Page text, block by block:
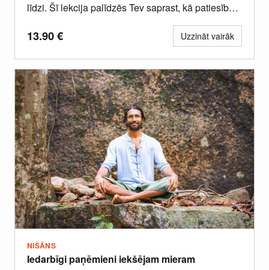
līdzi. Šī lekcija palīdzēs Tev saprast, kā patiesībā
13.90€ Uzzināt vairāk
NIŠĀNS
Iedarbīgi paņēmieni iekšējam mieram